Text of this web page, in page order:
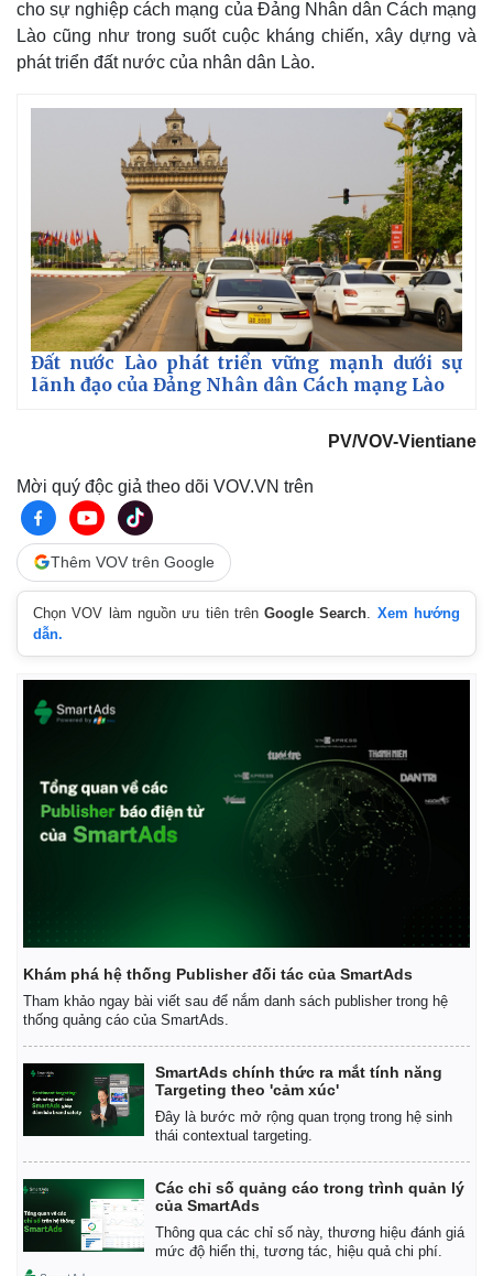
Vụ án
Tin nóng
Tư vấn luật
Vũ khí
Việt Nam
Phân tích
Thế giới thể thao
eSports
Hậu trường
Ô tô - Xe máy
Tư vấn
cho sự nghiệp cách mạng của Đảng Nhân dân Cách mạng
Lào cũng như trong suốt cuộc kháng chiến, xây dựng và
phát triển đất nước của nhân dân Lào.
Đất nước Lào phát triển vững mạnh dưới sự
lãnh đạo của Đảng Nhân dân Cách mạng Lào
PV/VOV-Vientiane
Mời quý độc giả theo dõi VOV.VN trên
Thêm VOV trên Google
Chọn VOV làm nguồn ưu tiên trênGoogle Search
Xem hướng
dẫn.
Khám phá hệ thống Publisher đối tác của SmartAds
Tham khảo ngay bài viết sau để nắm danh sách publisher trong hệ
thống quảng cáo của SmartAds.
SmartAds chính thức ra mắt tính năng
Targeting theo 'cảm xúc'
Đây là bước mở rộng quan trọng trong hệ sinh
thái contextual targeting.
Các chỉ số quảng cáo trong trình quản lý
của SmartAds
Thông qua các chỉ số này, thương hiệu đánh giá
mức độ hiển thị, tương tác, hiệu quả chi phí.